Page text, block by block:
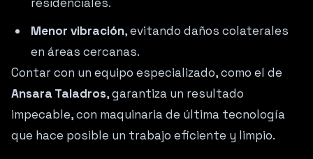
residenciales.
Menor vibración, evitando daños colaterales
en áreas cercanas.
Contar con un equipo especializado, como el de
Ansara Taladros, garantiza un resultado
impecable, con maquinaria de última tecnología
que hace posible un trabajo eficiente y limpio.